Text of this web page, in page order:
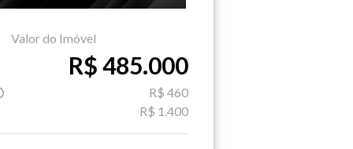
Valor do Imóvel
R$ 485.000
R$ 460
R$ 1.400